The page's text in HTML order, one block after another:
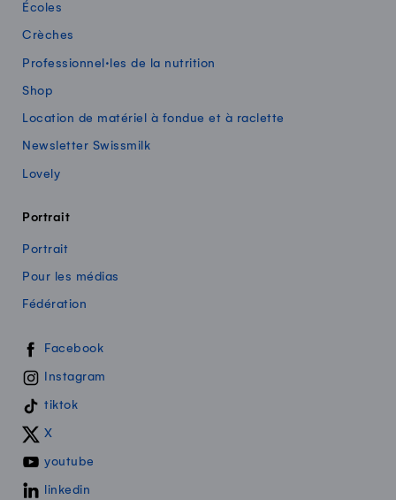
Écoles
Crèches
Professionnel·les de la nutrition
Shop
Location de matériel à fondue et à raclette
Newsletter Swissmilk
Lovely
Portrait
Portrait
Pour les médias
Fédération
Swissmilk sur les réseaux sociaux
Facebook
Instagram
tiktok
X
youtube
linkedin